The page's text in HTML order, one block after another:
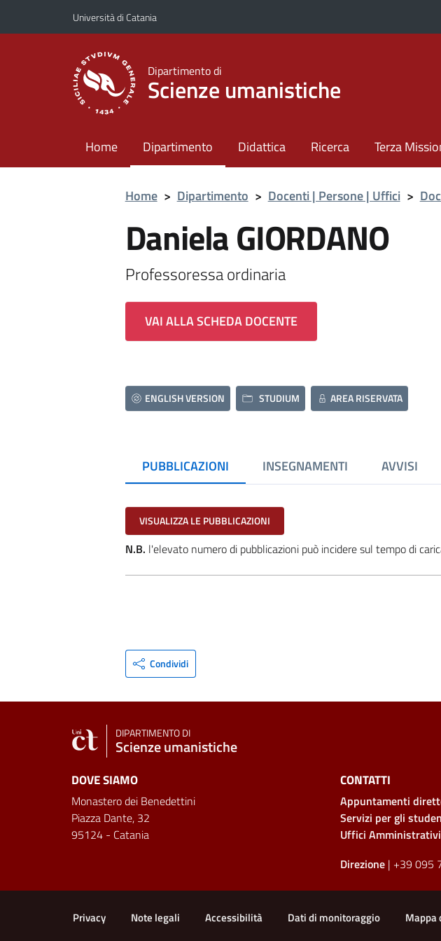
Vai al contenuto principale
Vai al menu di navigazione
Università di Catania
Dipartimento di
Scienze umanistiche
Home Dipartimento Didattica Ricerca Terza
Home > Dipartimento > Docenti | Persone | Uffici >
Daniela GIORDANO
Professoressa ordinaria
VAI ALLA SCHEDA DOCENTE
ENGLISH VERSION STUDIUM AREA RISERVATA
PUBBLICAZIONI INSEGNAMENTI AVVISI
VISUALIZZA LE PUBBLICAZIONI
N.B. l'elevato numero di pubblicazioni può incidere sul tempo di
Condividi
DIPARTIMENTO DI
Scienze umanistiche
DOVE SIAMO
Monastero dei Benedettini
Piazza Dante, 32
95124 - Catania
CONTATTI
Appuntamenti
Servizi per gli
Uffici Amministrativi
Direzione| +39 095
Privacy Note legali Accessibilità Dati di monitoraggio Mappa